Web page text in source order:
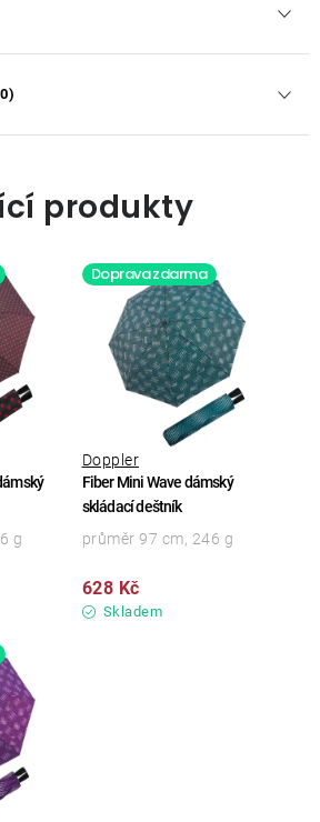
produkty
g
Doprava zdarma
Fiber Mini Wave dámský
skládací deštník
Doppler
Skladem
628 Kč
průměr 97 cm, 246 g